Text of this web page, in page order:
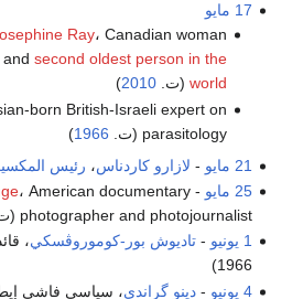
17 مايو
Ray، Canadian woman
andsecond oldest person in the
world(ت. 2010
)
born British-Israeli expert on
parasitology (ت.
1966
)
21 مايو
- لازارو كاردناس، رئيس
25 مايو
-، American documentary
photographer and photojournalist (ت.
1 يونيو
-تاديوش بور-كوموروڤسكي،
1966)
4 يونيو
-دينو گراندي، سياسي فاشي